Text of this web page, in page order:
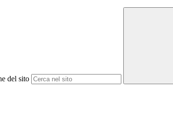
del sito